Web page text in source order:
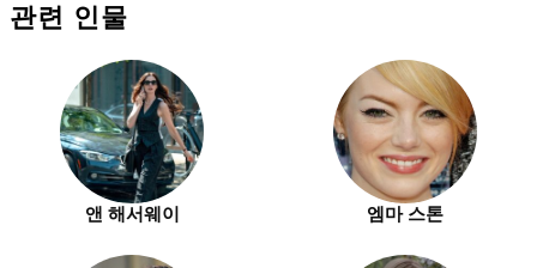
관련 인물
앤 해서웨이 엠마 스톤